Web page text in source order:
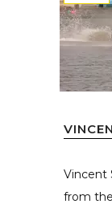
Vincent
from